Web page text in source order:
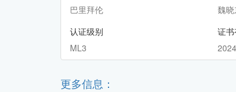
巴里拜伦
魏
认证级别
ML3
证
更多信息：